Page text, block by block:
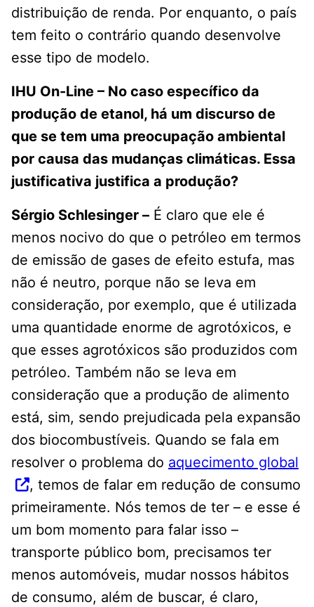
distribuição de renda. Por enquanto, o país
tem feito o contrário quando desenvolve
esse tipo de modelo.
IHU On-Line – No caso específico da
produção de etanol, há um discurso de
que se tem uma preocupação ambiental
por causa das mudanças climáticas. Essa
justificativa justifica a produção?
Sérgio Schlesinger – É claro que ele é
menos nocivo do que o petróleo em termos
de emissão de gases de efeito estufa, mas
não é neutro, porque não se leva em
consideração, por exemplo, que é utilizada
uma quantidade enorme de agrotóxicos, e
que esses agrotóxicos são produzidos com
petróleo. Também não se leva em
consideração que a produção de alimento
está, sim, sendo prejudicada pela expansão
dos biocombustíveis. Quando se fala em
resolver o problema do aquecimento global
, temos de falar em redução de consumo
primeiramente. Nós temos de ter – e esse é
um bom momento para falar isso –
transporte público bom, precisamos ter
menos automóveis, mudar nossos hábitos
de consumo, além de buscar, é claro,